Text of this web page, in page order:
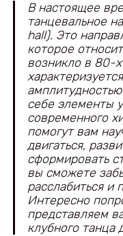
В настоящее
танцевальное
hall). Это
которое
возникло в 80-
себе элементы
современного
помогут вам
двигаться,
сформировать
вы сможете
расслабиться и
Интересно
представляем
клубного танца